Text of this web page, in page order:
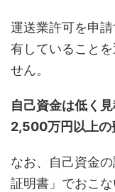
運送業許可を申
有していること
せん。
自己資金は低く
2,500万円以上の
なお、自己資金
証明書」でおこな